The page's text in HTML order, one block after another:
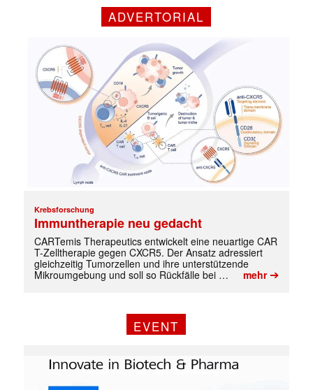
✕
ADVERTORIAL
Krebsforschung
Immuntherapie neu gedacht
CARTemis Therapeutics entwickelt eine neuartige CAR
T-Zelltherapie gegen CXCR5. Der Ansatz adressiert
gleichzeitig Tumorzellen und ihre unterstützende
Mikroumgebung und soll so Rückfälle bei …
mehr➔
EVENT